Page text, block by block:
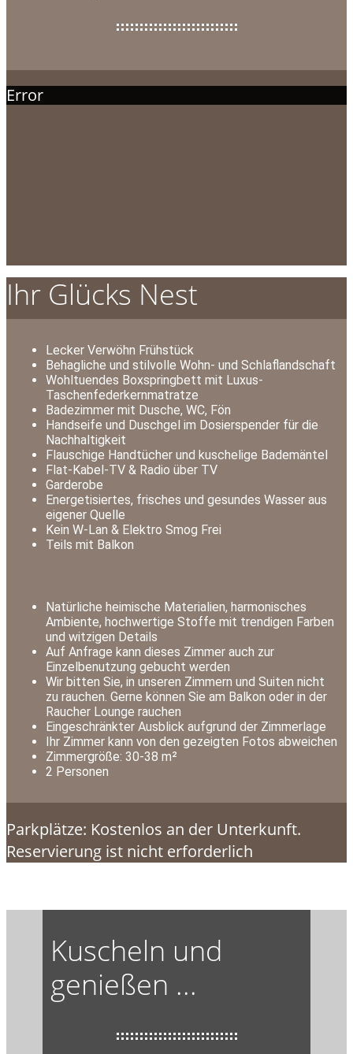
Error
Ihr Glücks Nest
Lecker Verwöhn Frühstück
Behagliche und stilvolle Wohn- und Schlaflandschaft
Wohltuendes Boxspringbett mit Luxus-
Taschenfederkernmatratze
Badezimmer mit Dusche, WC, Fön
Handseife und Duschgel im Dosierspender für die
Nachhaltigkeit
Flauschige Handtücher und kuschelige Bademäntel
Flat-Kabel-TV & Radio über TV
Garderobe
Energetisiertes, frisches und gesundes Wasser aus
eigener Quelle
Kein W-Lan & Elektro Smog Frei
Teils mit Balkon
Natürliche heimische Materialien, harmonisches
Ambiente, hochwertige Stoffe mit trendigen Farben
und witzigen Details
Auf Anfrage kann dieses Zimmer auch zur
Einzelbenutzung gebucht werden
Wir bitten Sie, in unseren Zimmern und Suiten nicht
zu rauchen. Gerne können Sie am Balkon oder in der
Raucher Lounge rauchen
Eingeschränkter Ausblick aufgrund der Zimmerlage
Ihr Zimmer kann von den gezeigten Fotos abweichen
Zimmergröße: 30-38 m²
2 Personen
Parkplätze: Kostenlos an der Unterkunft.
Reservierung ist nicht erforderlich
Kuscheln und
genießen ...